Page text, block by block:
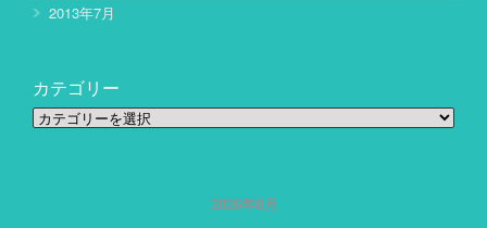
2013年7月
カテゴリー
カ
2026年8月